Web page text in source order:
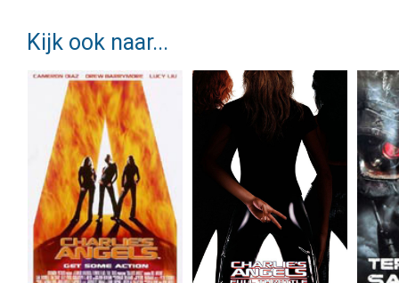
Kijk ook naar...